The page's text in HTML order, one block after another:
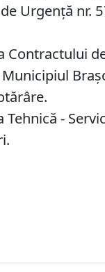
Urgență nr.
Contractului
-